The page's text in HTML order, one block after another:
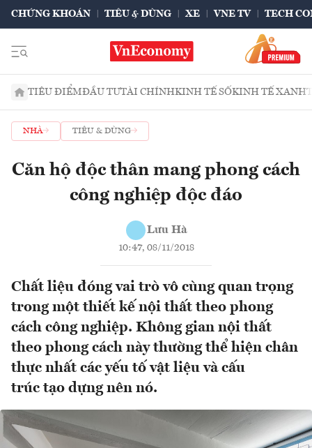
CHỨNG KHOÁN TIÊU & DÙNG XE VNE TV TECH
TIÊU ĐIỂMĐẦU TƯTÀI CHÍNHKINH TẾ SỐKINH TẾ XANH
NHÀ TIÊU & DÙNG
Căn hộ độc thân mang phong cách
công nghiệp độc đáo
Lưu Hà
10:47, 08/11/2018
Chất liệu đóng vai trò vô cùng quan trọng
trong một thiết kế nội thất theo phong
cách công nghiệp. Không gian nội thất
theo phong cách này thường thể hiện chân
thực nhất các yếu tố vật liệu và cấu
trúc tạo dựng nên nó.